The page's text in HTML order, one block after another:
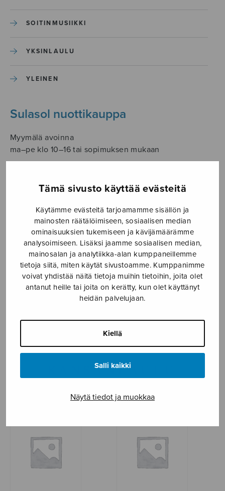
Tämä sivusto käyttää evästeitä
Käytämme evästeitä tarjoamamme sisällön ja
mainosten räätälöimiseen, sosiaalisen median
ominaisuuksien tukemiseen ja kävijämäärämme
analysoimiseen. Lisäksi jaamme sosiaalisen median,
mainosalan ja analytiikka-alan kumppaneillemme
tietoja siitä, miten käytät sivustoamme. Kumppanimme
voivat yhdistää näitä tietoja muihin tietoihin, joita olet
antanut heille tai joita on kerätty, kun olet käyttänyt
heidän palvelujaan.
Kiellä
Salli kaikki
Näytä tiedot ja muokkaa
SOITINMUSIIKKI
YKSINLAULU
YLEINEN
Sulasol nuottikauppa
Myymälä avoinna
ma–pe klo 10–16 tai sopimuksen mukaan
00180 Helsinki
myynti@sulasol.fi
puh. 050 305 6502
NÄYTÄ KARTALLA
Etusivu › Sanoittaja› Suomalainen kansanlaulu
SUOMALAINEN
KANSANLAULU